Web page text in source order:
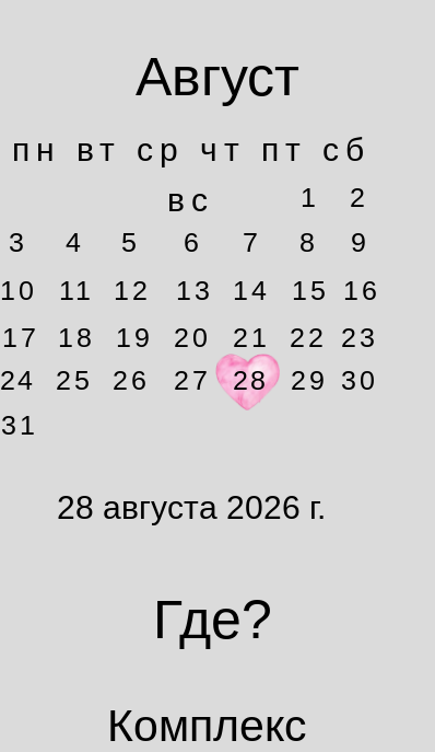
1
12
11
10
9
8
7
6
5
4
2
15
13
20
18
17
16
22
21
27
26
25
23
3
29
31
30
Август
Где?
28 августа 2026 г.
Комплекс
пн вт ср чт пт сб
вс
24
19
14
28